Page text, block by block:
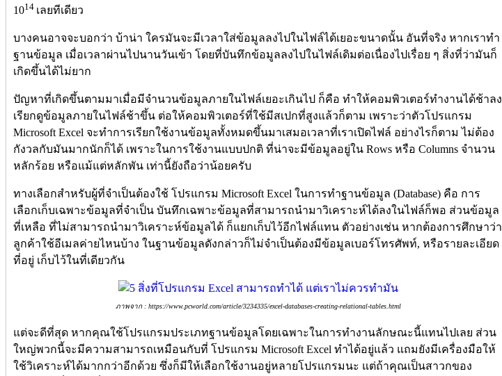
1014 เลยทีเดียว
บางคนอาจจะบอกว่า บ้าน่า ใครมันจะมีเวลาใส่ข้อมูลลงไปในไฟล์ได้เยอะขนาดนั้น อันที่จริง หากเราทำ
ฐานข้อมูล เมื่อเวลาผ่านไปนานวันเข้า โดยที่บันทึกข้อมูลลงไปในไฟล์เดิมต่อเนื่องไปเรื่อย ๆ สิ่งที่ว่ามันก็
เกิดขึ้นได้ไม่ยาก
ปัญหาที่เกิดขึ้นตามมาเมื่อมีจำนวนข้อมูลภายในไฟล์เยอะเกินไป ก็คือ ทำให้คอมพิวเตอร์ทำงานได้ช้าลง
เรียกดูข้อมูลภายในไฟล์ช้าขึ้น ต่อให้คอมพิวเตอร์ที่ใช้มีสเปกที่สูงแล้วก็ตาม เพราะว่าตัวโปรแกรม
Microsoft Excel จะทำการเรียกใช้งานข้อมูลทั้งหมดขึ้นมาเสมอเวลาที่เราเปิดไฟล์ อย่างไรก็ตาม ไม่ต้อง
กังวลกับมันมากนักก็ได้ เพราะในการใช้งานแบบปกติ ที่น่าจะมีข้อมูลอยู่ใน Rows หรือ Columns จำนวน
หลักร้อย หรือแม้แต่หลักพัน เท่านี้ยังถือว่าน้อยครับ
ทางเลือกสำหรับผู้ที่จำเป็นต้องใช้ โปรแกรม Microsoft Excel ในการทำฐานข้อมูล (Database) คือ การ
เลือกเก็บเฉพาะข้อมูลที่จำเป็น บันทึกเฉพาะข้อมูลที่สามารถนำมาวิเคราะห์ได้ลงในไฟล์ก็พอ ส่วนข้อมูล
ที่เหลือ ที่ไม่สามารถนำมาวิเคราะห์ข้อมูลได้ ก็แยกเก็บไว้อีกไฟล์แทน ตัวอย่างเช่น หากต้องการศึกษาว่า
ลูกค้าใช้อีเมลค่ายไหนบ้าง ในฐานข้อมูลดังกล่าวก็ไม่จำเป็นต้องมีข้อมูลเบอร์โทรศัพท์, หรือรายละเอียด
ที่อยู่ เก็บไว้ในที่เดียวกัน
ภาพจาก : https://www.pcworld.com/article/3234335/excel-databases-creating-relational-tables.html
แต่จะดีที่สุด หากคุณใช้โปรแกรมประเภทฐานข้อมูลโดยเฉพาะในการทำงานลักษณะนี้แทนไปเลย ส่วน
ใหญ่พวกนี้จะมีความสามารถเหมือนกับที่ โปรแกรม Microsoft Excel ทำได้อยู่แล้ว แถมยังมีเครื่องมือให้
ใช้วิเคราะห์ได้มากกว่าอีกด้วย ซึ่งก็มีให้เลือกใช้งานอยู่หลายโปรแกรมนะ แต่ถ้าคุณเป็นสาวกของ